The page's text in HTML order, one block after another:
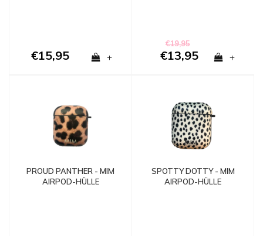
€15,95 +
€19,95
€13,95 +
PROUD PANTHER - MIM
AIRPOD-HÜLLE
SPOTTY DOTTY - MIM
AIRPOD-HÜLLE